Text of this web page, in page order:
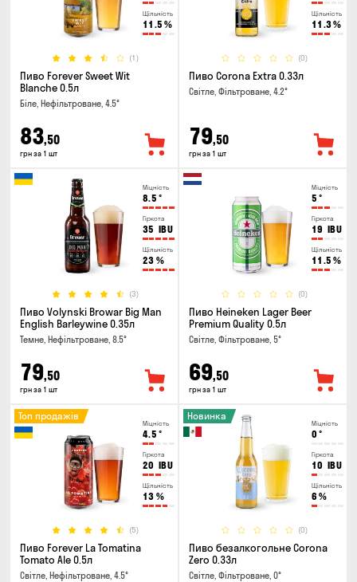
Щільність
11.5 %
(1)
Пиво Forever Sweet Wit
Blanche 0.5л
Біле, Нефільтроване, 4.5°
83,50
грн за 1 шт
Щільність
11.3%
(0)
Пиво Corona Extra 0.33л
Світле, Фільтроване, 4.2°
79,50
грн за 1 шт
Міцність
8.5 °
Гіркота
35 IBU
Щільність
23 %
(3)
Пиво Volynski Browar Big Man
English Barleywine 0.35л
Темне, Нефільтроване, 8.5°
79,50
грн за 1 шт
Міцність
5 °
Гіркота
19 IBU
Щільність
11.5 %
(0)
Пиво Heineken Lager Beer
Premium Quality 0.5л
Світле, Фільтроване, 5°
69,50
грн за 1 шт
Міцність
4.5 °
Гіркота
20 IBU
Щільність
13 %
(5)
Топ продажів
Пиво Forever La Tomatina
Tomato Ale 0.5л
Світле, Нефільтроване, 4.5°
Міцність
0 °
Гіркота
10 IBU
Щільність
6 %
(0)
Новинка
Пиво безалкогольне Corona
Zero 0.33л
Світле, Фільтроване, 0°